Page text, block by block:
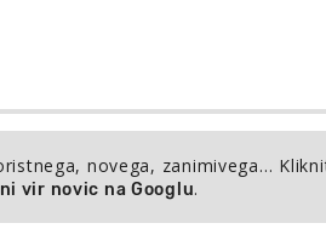
novega, zanimivega…
vir novic na Googlu.